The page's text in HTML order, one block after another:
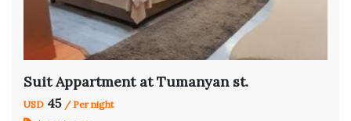
Suit Appartment at Tumanyan st.
USD 45 / Per night